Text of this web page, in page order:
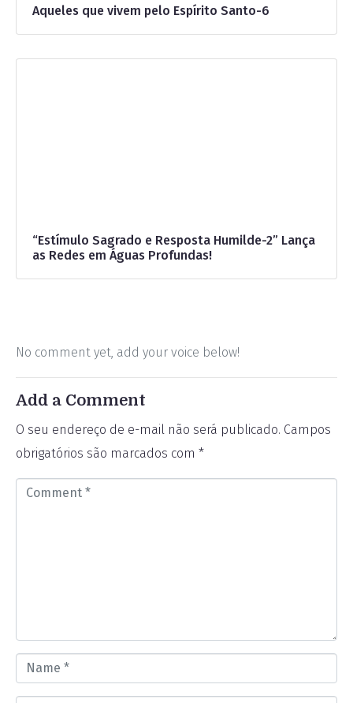
Aqueles que vivem pelo Espírito Santo-6
“Estímulo Sagrado e Resposta Humilde-2” Lança
as Redes em Águas Profundas!
No comment yet, add your voice below!
Add a Comment
O seu endereço de e-mail não será publicado. Campos
obrigatórios são marcados com *
*
a